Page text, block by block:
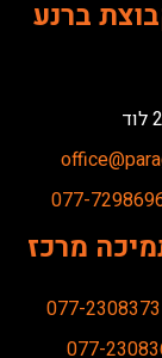
ברנע
077-
מרכז
077-2308373
077-